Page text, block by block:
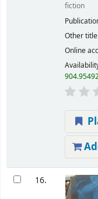
fiction
Other
Online
16.